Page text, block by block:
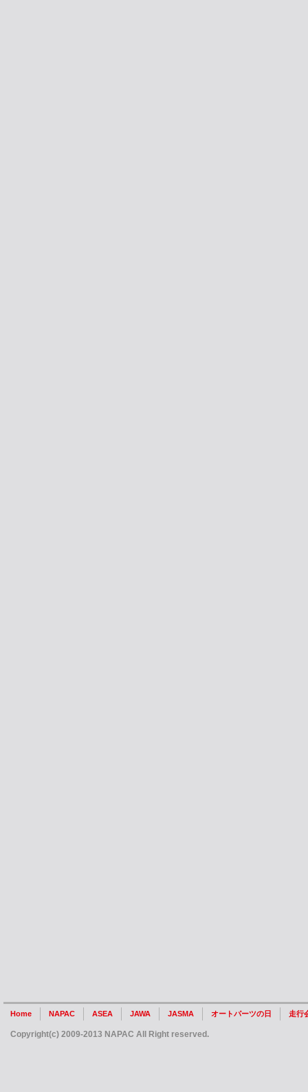
Home NAPAC ASEA JAWA JASMA オートパーツの日 走行
Copyright(c) 2009-2013 NAPAC All Right reserved.